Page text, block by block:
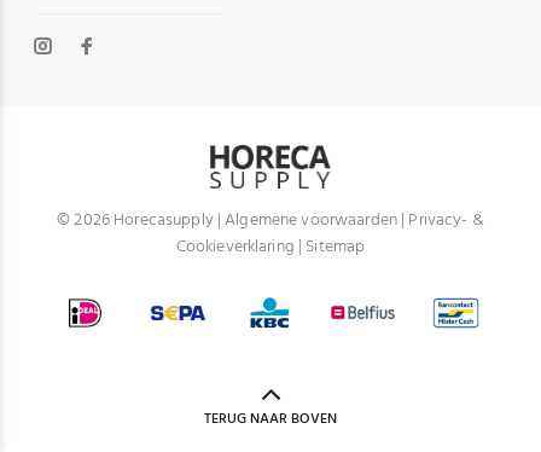
© 2026 Horecasupply |Algemene voorwaarden| Privacy- &
Cookieverklaring | Sitemap
TERUG NAAR BOVEN